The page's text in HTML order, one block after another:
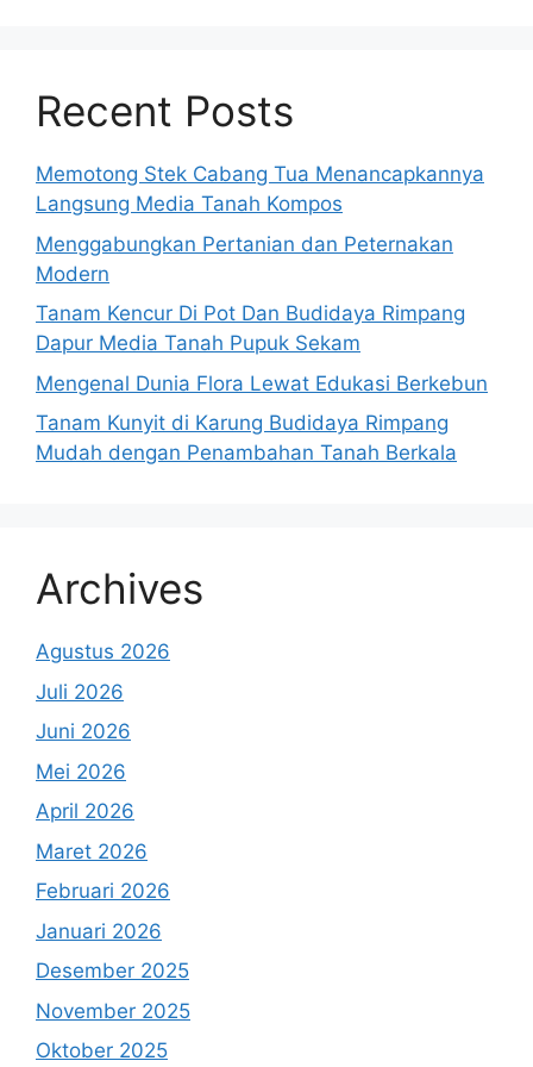
Recent Posts
Memotong Stek Cabang Tua Menancapkannya
Langsung Media Tanah Kompos
Menggabungkan Pertanian dan Peternakan
Modern
Tanam Kencur Di Pot Dan Budidaya Rimpang
Dapur Media Tanah Pupuk Sekam
Mengenal Dunia Flora Lewat Edukasi Berkebun
Tanam Kunyit di Karung Budidaya Rimpang
Mudah dengan Penambahan Tanah Berkala
Archives
Agustus 2026
Juli 2026
Juni 2026
Mei 2026
April 2026
Maret 2026
Februari 2026
Januari 2026
Desember 2025
November 2025
Oktober 2025